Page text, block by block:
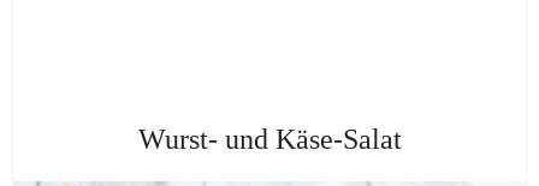
Wurst- und Käse-Salat